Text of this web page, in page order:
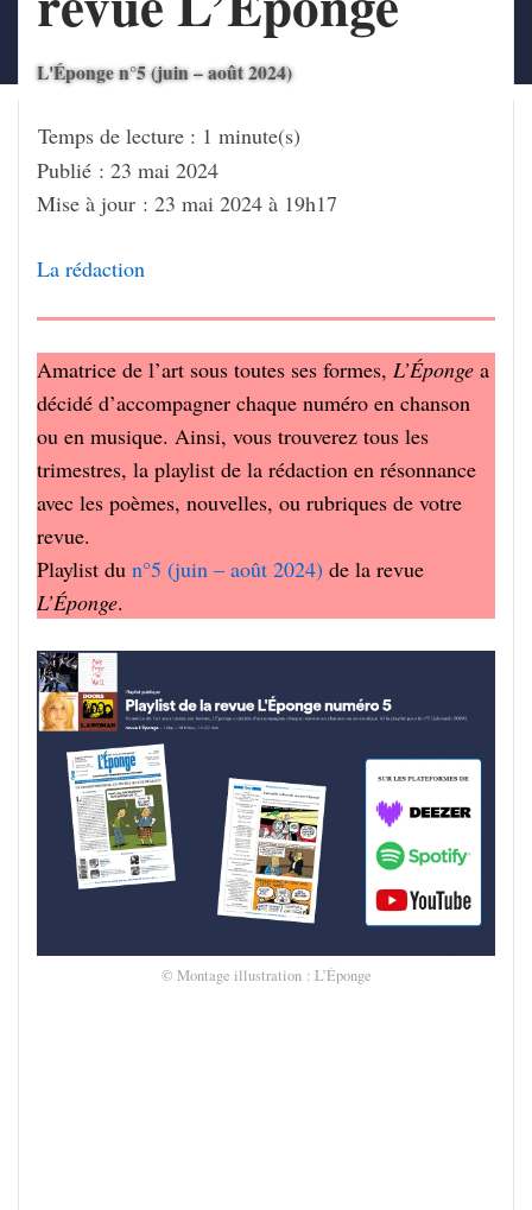
L'Éponge n°5 (juin – août 2024)
Publié : 23 mai 2024
Mise à jour : 23 mai 2024 à 19h17
La rédac­tion
Amatrice de l’art sous toutes ses formes, L’Éponge a
décidé d’ac­com­pa­gner chaque numéro en chan­son
ou en musique. Ainsi, vous trou­ve­rez tous les
trimestres, la play­list de la rédac­tion en réson­nance
avec les poèmes, nouvelles, ou rubriques de votre
revue.
Play­list du n°5 (juin – août 2024) de la revue
L’Éponge.
© Montage illus­tra­tion : L’Éponge